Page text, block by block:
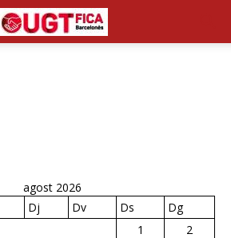
agost 2026
Dj Dv Ds
Dg
1
2